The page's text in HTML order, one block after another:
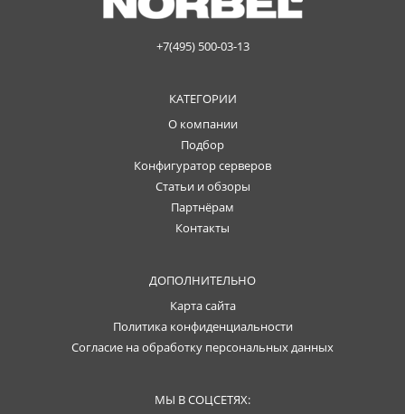
+7(495) 500-03-13
КАТЕГОРИИ
О компании
Подбор
Конфигуратор серверов
Статьи и обзоры
Партнёрам
Контакты
ДОПОЛНИТЕЛЬНО
Карта сайта
Политика конфиденциальности
Согласие на обработку персональных данных
МЫ В СОЦСЕТЯХ: